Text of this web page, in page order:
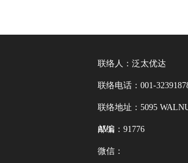
联络人：泛太优达
联络电话：001-
联络地址：5095
AVE
邮编：91776
微信：